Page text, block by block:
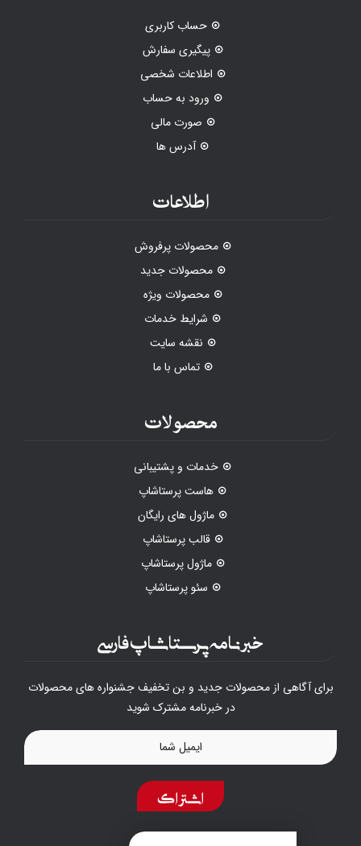
حساب کاربری
پیگیری سفارش
اطلاعات شخصی
ورود به حساب
صورت مالی
آدرس ها
اطلاعات
محصولات پرفروش
محصولات جدید
محصولات ویژه
شرایط خدمات
نقشه سایت
تماس با ما
محصولات
خدمات و پشتیبانی
هاست پرستاشاپ
ماژول های رایگان
قالب پرستاشاپ
ماژول پرستاشاپ
سئو پرستاشاپ
خبرنامه پرستاشاپ فارسی
برای آگاهی از محصولات جدید و بن تخفیف جشنواره های محصولات
در خبرنامه مشترک شوید
اشتراک